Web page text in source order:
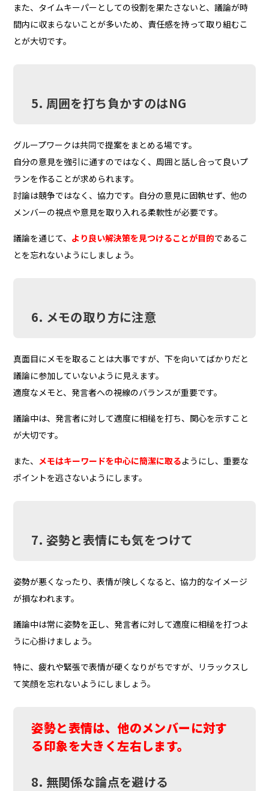
また、タイムキーパーとしての役割を果たさないと、議論が時
間内に収まらないことが多いため、責任感を持って取り組むこ
とが大切です。
5. 周囲を打ち負かすのはNG
グループワークは共同で提案をまとめる場です。
自分の意見を強引に通すのではなく、周囲と話し合って良いプ
ランを作ることが求められます。
討論は競争ではなく、協力です。自分の意見に固執せず、他の
メンバーの視点や意見を取り入れる柔軟性が必要です。
議論を通じて、 より良い解決策を見つけることが目的であるこ
とを忘れないようにしましょう。
6. メモの取り方に注意
真面目にメモを取ることは大事ですが、下を向いてばかりだと
議論に参加していないように見えます。
適度なメモと、発言者への視線のバランスが重要です。
議論中は、発言者に対して適度に相槌を打ち、関心を示すこと
が大切です。
また、 メモはキーワードを中心に簡潔に取るようにし、重要な
ポイントを逃さないようにします。
7. 姿勢と表情にも気をつけて
姿勢が悪くなったり、表情が険しくなると、協力的なイメージ
が損なわれます。
議論中は常に姿勢を正し、発言者に対して適度に相槌を打つよ
うに心掛けましょう。
特に、疲れや緊張で表情が硬くなりがちですが、リラックスし
て笑顔を忘れないようにしましょう。
姿勢と表情は、他のメンバーに対す
る印象を大きく左右します。
8. 無関係な論点を避ける